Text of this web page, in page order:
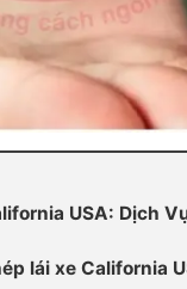
USA: Dịch
lái xe California